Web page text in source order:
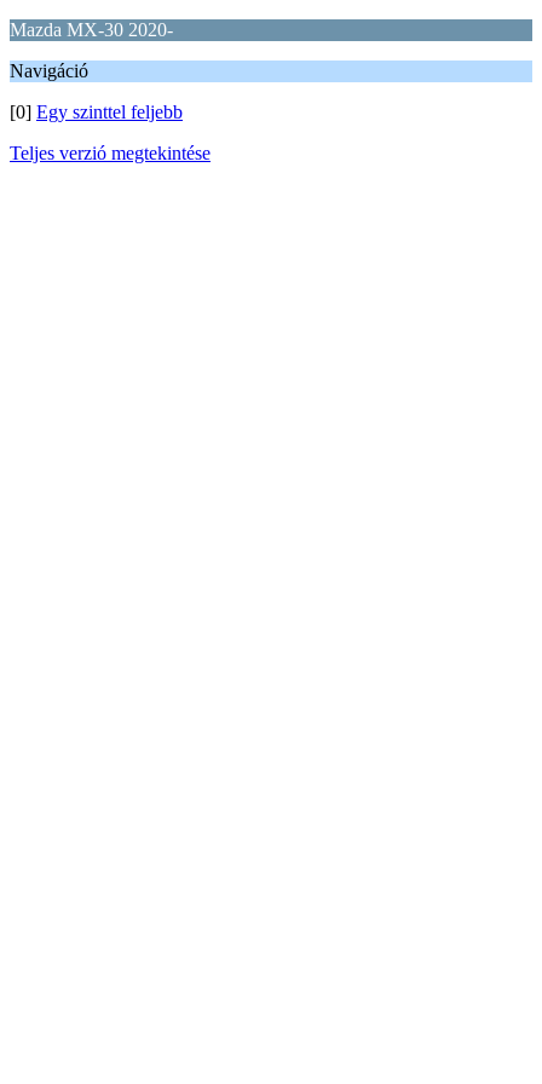
Mazda MX-30 2020-
Navigáció
[0] Egy szinttel feljebb
Teljes verzió megtekintése